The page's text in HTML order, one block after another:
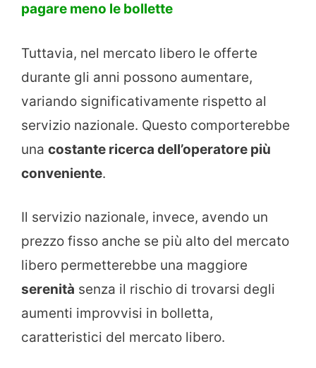
pagare meno le bollette
Tuttavia, nel mercato libero le offerte
durante gli anni possono aumentare,
variando significativamente rispetto al
servizio nazionale. Questo comporterebbe
una costante ricerca dell’operatore più
conveniente.
Il servizio nazionale, invece, avendo un
prezzo fisso anche se più alto del mercato
libero permetterebbe una maggiore
serenità senza il rischio di trovarsi degli
aumenti improvvisi in bolletta,
caratteristici del mercato libero.